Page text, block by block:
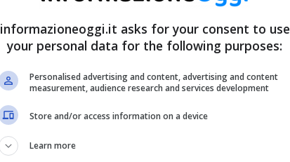
informazioneoggi.it asks for your consent to use
your personal data for the following purposes:
Personalised advertising and content, advertising and content
measurement, audience research and services development
Store and/or access information on a device
Learn more